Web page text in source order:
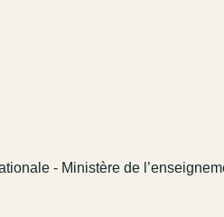
- Ministère de